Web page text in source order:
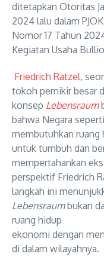
ditetapkan Otoritas
2024 lalu dalam PJOK
Nomor 17 Tahun
Kegiatan Usaha
Friedrich Ratzel,
tokoh pemikir besar
konsep Lebensraum
bahwa Negara
membutuhkan ruang
untuk tumbuh dan
mempertahankan
perspektif Friedrich
langkah ini
Lebensraumbukan
ruang hidup
ekonomi dengan
di dalam wilayahnya.